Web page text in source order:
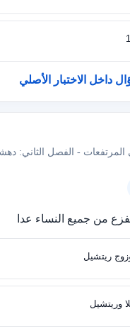
داخل الاختبار الأصلي
- الفصل الثاني:
من جميع النساء عدا
ريتشيل
وريتشيل